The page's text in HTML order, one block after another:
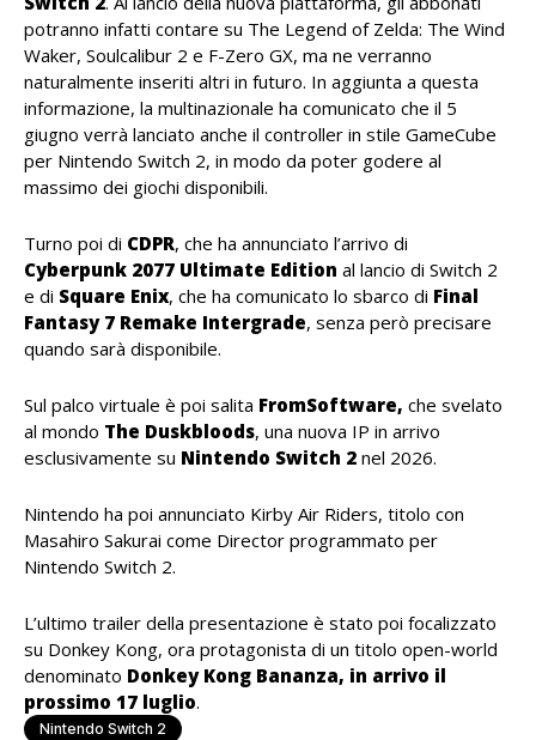
potranno infatti contare su The Legend of Zelda: The Wind
Waker, Soulcalibur 2 e F-Zero GX, ma ne verranno
naturalmente inseriti altri in futuro. In aggiunta a questa
informazione, la multinazionale ha comunicato che il 5
giugno verrà lanciato anche il controller in stile GameCube
per Nintendo Switch 2, in modo da poter godere al
massimo dei giochi disponibili.
Turno poi di CDPR, che ha annunciato l’arrivo di
Cyberpunk 2077 Ultimate Edition al lancio di Switch 2
e di Square Enix, che ha comunicato lo sbarco di Final
Fantasy 7 Remake Intergrade, senza però precisare
quando sarà disponibile.
Sul palco virtuale è poi salita FromSoftware, che svelato
al mondo The Duskbloods, una nuova IP in arrivo
esclusivamente su Nintendo Switch 2 nel 2026.
Nintendo ha poi annunciato Kirby Air Riders, titolo con
Masahiro Sakurai come Director programmato per
Nintendo Switch 2.
L’ultimo trailer della presentazione è stato poi focalizzato
su Donkey Kong, ora protagonista di un titolo open-world
denominato Donkey Kong Bananza, in arrivo il
prossimo 17 luglio.
Nintendo Switch 2